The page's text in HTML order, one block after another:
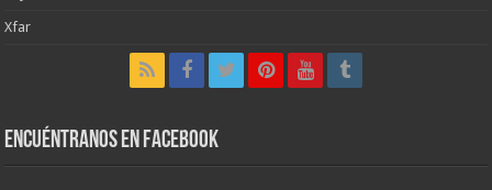
Xfar
Encuéntranos en Facebook